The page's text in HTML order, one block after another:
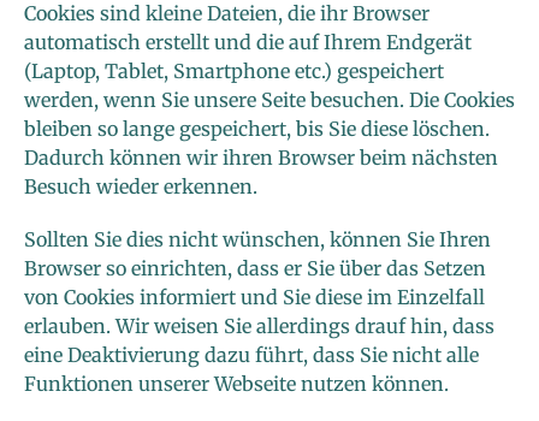
Cookies sind kleine Dateien, die ihr Browser
automatisch erstellt und die auf Ihrem Endgerät
(Laptop, Tablet, Smartphone etc.) gespeichert
werden, wenn Sie unsere Seite besuchen. Die Cookies
bleiben so lange gespeichert, bis Sie diese löschen.
Dadurch können wir ihren Browser beim nächsten
Besuch wieder erkennen.
Sollten Sie dies nicht wünschen, können Sie Ihren
Browser so einrichten, dass er Sie über das Setzen
von Cookies informiert und Sie diese im Einzelfall
erlauben. Wir weisen Sie allerdings drauf hin, dass
eine Deaktivierung dazu führt, dass Sie nicht alle
Funktionen unserer Webseite nutzen können.